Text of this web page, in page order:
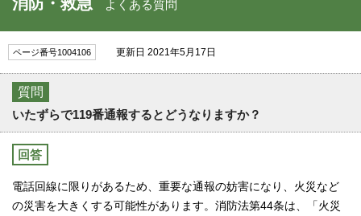
よくある質問
ページ番号1004106 更新日 2021年5月17日
質問
いたずらで119番通報するとどうなりますか？
回答
電話回線に限りがあるため、重要な通報の妨害になり、火災など
の災害を大きくする可能性があります。消防法第44条は、「火災